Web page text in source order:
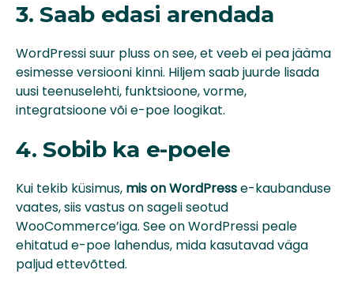
3. Saab edasi arendada
WordPressi suur pluss on see, et veeb ei pea jääma
esimesse versiooni kinni. Hiljem saab juurde lisada
uusi teenuselehti, funktsioone, vorme,
integratsioone või e-poe loogikat.
4. Sobib ka e-poele
Kui tekib küsimus, mis on WordPresse-kaubanduse
vaates, siis vastus on sageli seotud
WooCommerce’iga. See on WordPressi peale
ehitatud e-poe lahendus, mida kasutavad väga
paljud ettevõtted.